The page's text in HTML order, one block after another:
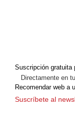
Suscripción gratuita
Directamente en
Recomendar web a
Suscríbete al